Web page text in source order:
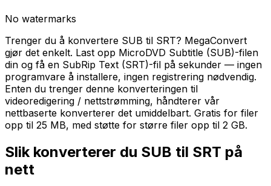
No watermarks
Trenger du å konvertere SUB til SRT? MegaConvert
gjør det enkelt. Last opp MicroDVD Subtitle (SUB)-filen
din og få en SubRip Text (SRT)-fil på sekunder — ingen
programvare å installere, ingen registrering nødvendig.
Enten du trenger denne konverteringen til
videoredigering / nettstrømming, håndterer vår
nettbaserte konverterer det umiddelbart. Gratis for filer
opp til 25 MB, med støtte for større filer opp til 2 GB.
Slik konverterer du SUB til SRT på
nett